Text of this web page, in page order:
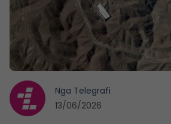
Nga Telegrafi
13/06/2026